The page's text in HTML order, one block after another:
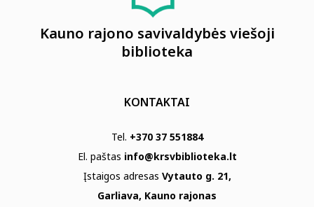
Kauno rajono savivaldybės viešoji
biblioteka
KONTAKTAI
Tel. +370 37 551884
El. paštas info@krsvbiblioteka.lt
Įstaigos adresas Vytauto g. 21,
Garliava, Kauno rajonas